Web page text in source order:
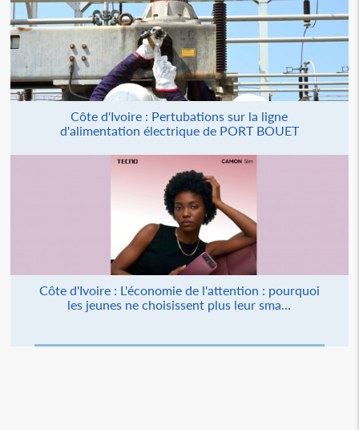
Côte d'Ivoire : Pertubations sur la ligne
d'alimentation électrique de PORT BOUET
Côte d'Ivoire : L'économie de l'attention : pourquoi
les jeunes ne choisissent plus leur sma...